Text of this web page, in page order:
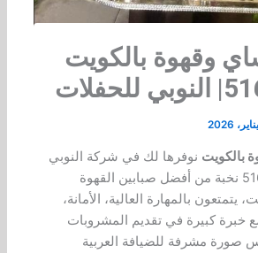
وقهوة بالكويت
بالكويت نوفرها لك في شركة النوبي
للحفلات 51678199 نخبة من أفضل صبابين القهوة
يتمتعون بالمهارة العالية، الأمانة،
خبرة كبيرة في تقديم المشروبات
صورة مشرفة للضيافة العربية